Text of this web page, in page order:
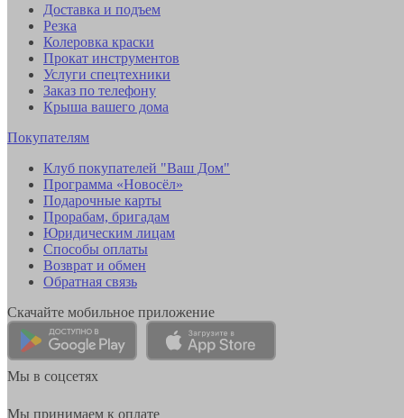
Доставка и подъем
Резка
Колеровка краски
Прокат инструментов
Услуги спецтехники
Заказ по телефону
Крыша вашего дома
Покупателям
Клуб покупателей "Ваш Дом"
Программа «Новосёл»
Подарочные карты
Прорабам, бригадам
Юридическим лицам
Способы оплаты
Возврат и обмен
Обратная связь
Скачайте мобильное приложение
Мы в соцсетях
Мы принимаем к оплате